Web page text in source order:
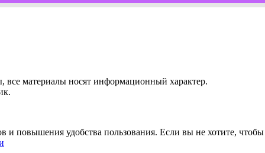
все материалы носят информационный характер.
и повышения удобства пользования. Если вы не хотите,